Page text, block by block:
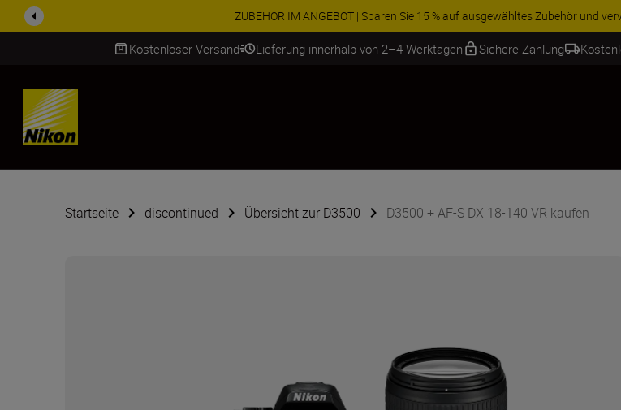
ZUBEHÖR IM ANGEBOT | Sparen Sie 15 % auf ausgewähltes Zubehör und
Kostenloser Versand Lieferung innerhalb von 2–4 Werktagen Sichere Zahlung
SKIP
Startseite discontinued Übersicht zur D3500 D3500 + AF-S DX 18-140 VR kaufen